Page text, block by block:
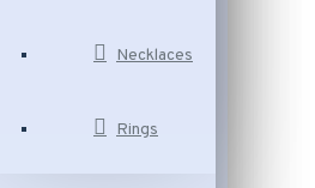
Necklaces
Rings